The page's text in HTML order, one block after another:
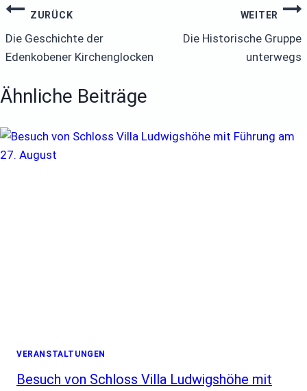
Beitragsnavigation
ZURÜCK
Die Geschichte der
Edenkobener Kirchenglocken
WEITER
Die Historische Gruppe
unterwegs
Ähnliche Beiträge
VERANSTALTUNGEN
Besuch von Schloss Villa Ludwigshöhe mit